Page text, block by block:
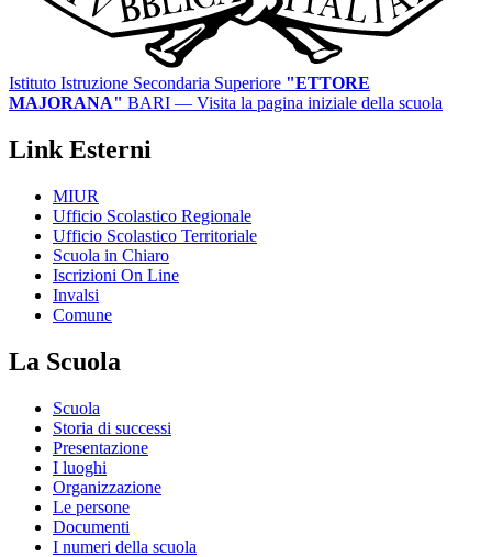
Istituto Istruzione Secondaria Superiore "ETTORE
MAJORANA" BARI — Visita la pagina iniziale della scuola
Link Esterni
MIUR
Ufficio Scolastico Regionale
Ufficio Scolastico Territoriale
Scuola in Chiaro
Iscrizioni On Line
Invalsi
Comune
La Scuola
Scuola
Storia di successi
Presentazione
I luoghi
Organizzazione
Le persone
Documenti
I numeri della scuola